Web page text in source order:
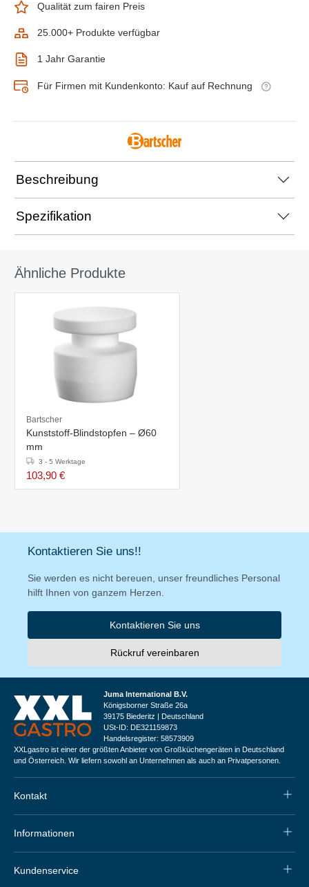
Qualität zum fairen Preis
25.000+ Produkte verfügbar
1 Jahr Garantie
Für Firmen mit Kundenkonto: Kauf auf Rechnung
Beschreibung
Spezifikation
Ähnliche Produkte
Bartscher
Kunststoff-Blindstopfen – Ø60
mm
3 - 5 Werktage
103,90 €
Kontaktieren Sie uns!!
Sie werden es nicht bereuen, unser freundliches Personal
hilft Ihnen von ganzem Herzen.
Kontaktieren Sie uns
Rückruf vereinbaren
Juma International B.V.
Königsborner Straße 26a
39175 Biederitz | Deutschland
USt-ID: DE321159873
Handelsregister: 58573909
XXLgastro ist einer der größten Anbieter von Großküchengeräten in Deutschland
und Österreich. Wir liefern sowohl an Unternehmen als auch an Privatpersonen.
Kontakt
Informationen
Kundenservice